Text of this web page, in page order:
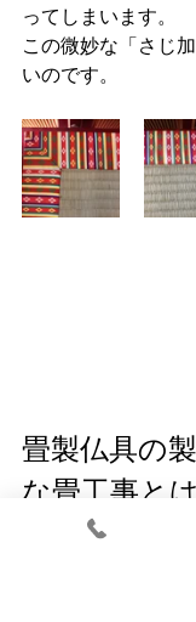
ってしまいます。
この微妙な「さじ
いのです。
畳製仏具の
な畳工事と